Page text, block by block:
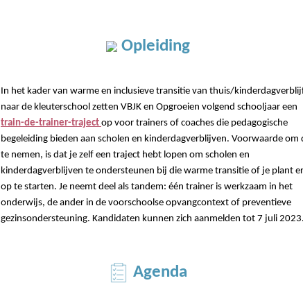
Opleiding
In het kader van warme en inclusieve transitie van thuis/
naar de kleuterschool zetten VBJK en Opgroeien volgend schooljaar een
train-de-trainer-traject op voor trainers of coaches die pedagogische
begeleiding bieden aan scholen en kinderdagverblijven. Voorwaarde om
te nemen, is dat je zelf een traject hebt lopen om scholen en
kinderdagverblijven te ondersteunen bij die warme transitie of je plant
op te starten. Je neemt deel als tandem: één trainer is werkzaam in het
onderwijs, de ander in de voorschoolse opvangcontext of preventieve
gezinsondersteuning. Kandidaten kunnen zich aanmelden tot 7 juli 2023.
Agenda